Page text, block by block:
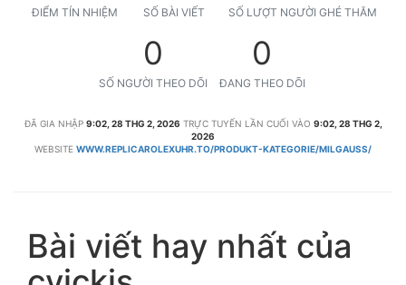
ĐIỂM TÍN NHIỆM SỐ BÀI VIẾT SỐ LƯỢT NGƯỜI GHÉ THĂM
0
SỐ NGƯỜI THEO DÕI
0
ĐANG THEO DÕI
ĐÃ GIA NHẬP 9:02, 28 THG 2, 2026 TRỰC TUYẾN LẦN CUỐI VÀO 9:02, 28 THG 2,
2026
WEBSITE WWW.REPLICAROLEXUHR.TO/PRODUKT-KATEGORIE/MILGAUSS/
Bài viết hay nhất của